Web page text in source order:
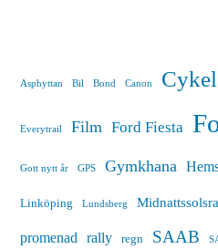
Asphyttan Bil Bond Canon Cykel
Everytrail Film Ford Fiesta
Gott nytt år GPS Gymkhana
Linköping Lundsberg
promenad rally regn SAAB